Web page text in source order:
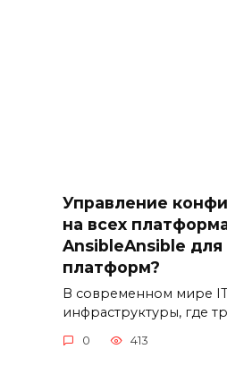
Управление
на всех
AnsibleAnsible для
платформ?
В современном мире
инфраструктуры, где
0 413